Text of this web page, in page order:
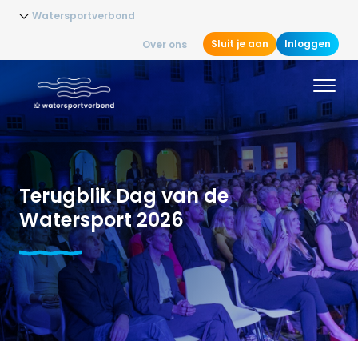
Watersportverbond
Over ons Sluit je aan Inloggen
Terugblik Dag van de
Watersport 2026